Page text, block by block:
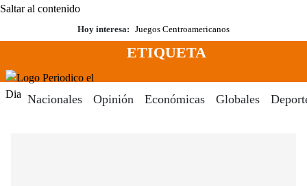
Saltar al contenido
Hoy interesa: Juegos Centroamericanos
Menú
ETIQUETA
Nacionales Opinión Económicas Globales